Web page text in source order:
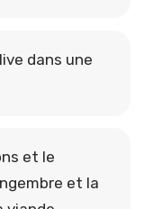
dans une
et le
et la